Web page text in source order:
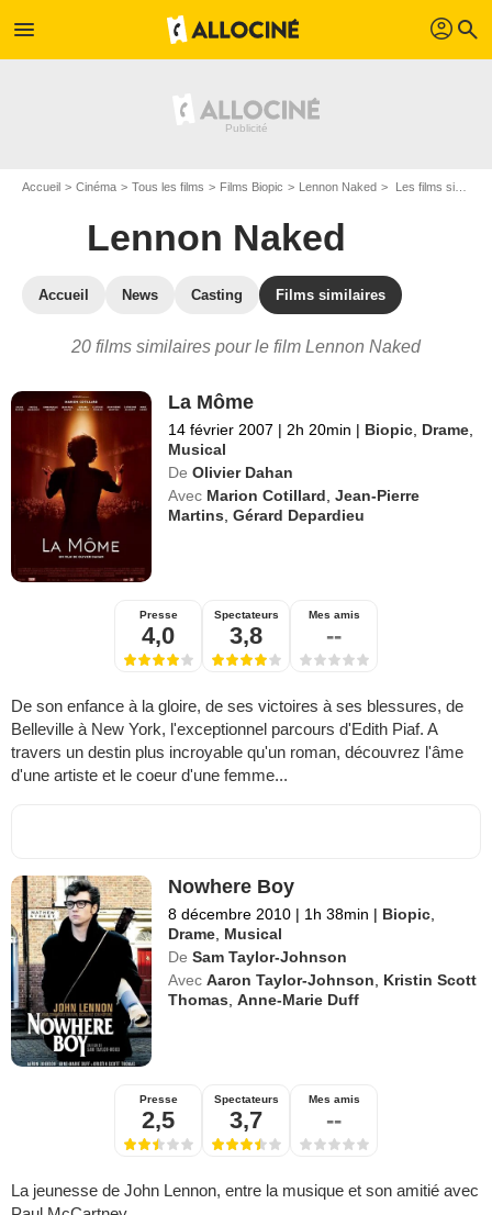
menu profil search
Accueil Cinéma Tous les films Films Biopic Lennon Naked Les films similaires à "Lennon Naked"
Lennon Naked
Accueil News Casting Films similaires
20 films similaires pour le film Lennon Naked
La Môme
14 février 2007 | 2h 20min | Biopic Drame
Musical
De Olivier Dahan
Avec Marion Cotillard ,Jean-Pierre
Martins ,Gérard Depardieu
Presse
4,0
Spectateurs
3,8
Mes amis
--
De son enfance à la gloire, de ses victoires à ses blessures, de
Belleville à New York, l'exceptionnel parcours d'Edith Piaf. A
travers un destin plus incroyable qu'un roman, découvrez l'âme
d'une artiste et le coeur d'une femme...
Nowhere Boy
8 décembre 2010 | 1h 38min | Biopic
Drame Musical
De Sam Taylor-Johnson
Avec Aaron Taylor-Johnson
Kristin Scott
Thomas ,Anne-Marie Duff
Presse
2,5
Spectateurs
3,7
Mes amis
--
La jeunesse de John Lennon, entre la musique et son amitié avec